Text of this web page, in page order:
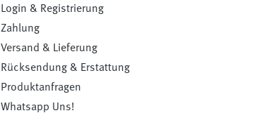
Login & Registrierung
Zahlung
Versand & Lieferung
Rücksendung & Erstattung
Produktanfragen
Whatsapp Uns!